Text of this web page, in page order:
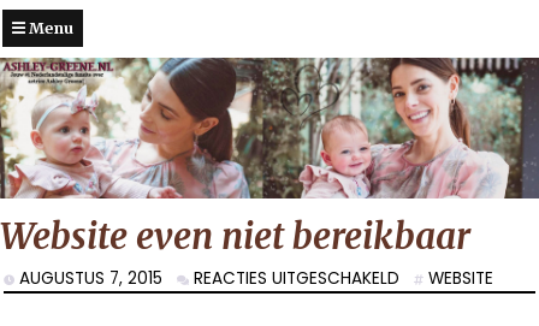
Menu
Website even niet bereikbaar
AUGUSTUS 7, 2015 REACTIES UITGESCHAKELD VOOR
WEBSITE
WEBSITE